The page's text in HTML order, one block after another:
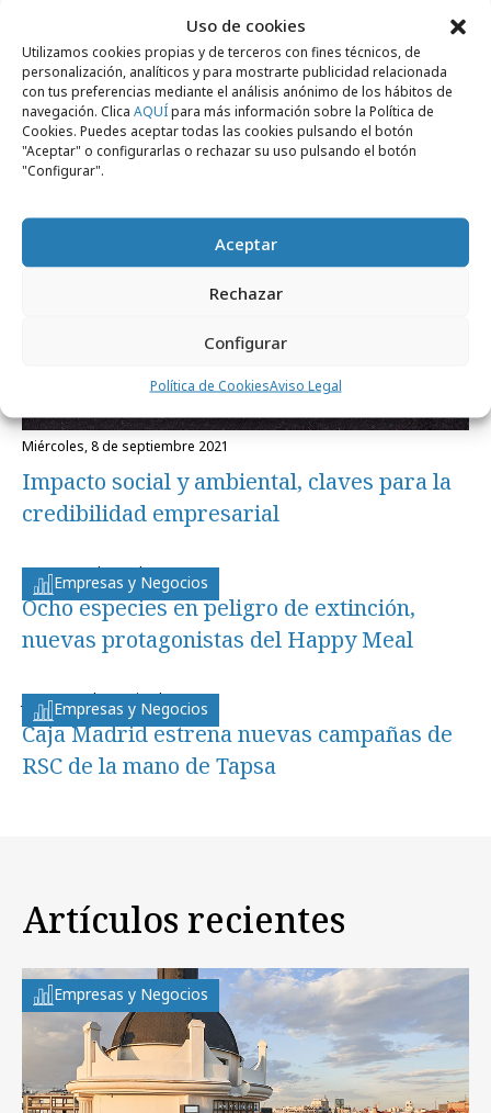
Uso de cookies
Utilizamos cookies propias y de terceros con fines técnicos, de
personalización, analíticos y para mostrarte publicidad relacionada
con tus preferencias mediante el análisis anónimo de los hábitos de
navegación. Clica AQUÍpara más información sobre la Política de
Cookies. Puedes aceptar todas las cookies pulsando el botón
"Aceptar" o configurarlas o rechazar su uso pulsando el botón
"Configurar".
Aceptar
Rechazar
Configurar
Política de CookiesAviso Legal
Noticias Relacionadas
Formación y estudios
miércoles, 8 de septiembre 2021
Impacto social y ambiental, claves para la
credibilidad empresarial
Empresas y Negocios
martes, 14 de octubre 2008
Ocho especies en peligro de extinción,
nuevas protagonistas del Happy Meal
Empresas y Negocios
jueves, 11 de septiembre 2008
Caja Madrid estrena nuevas campañas de
RSC de la mano de Tapsa
Artículos recientes
Empresas y Negocios